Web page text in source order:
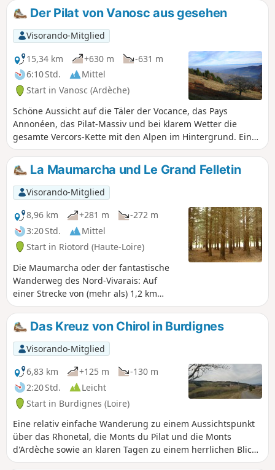
Der Pilat von Vanosc aus gesehen
Visorando-Mitglied
15,34 km
+630 m
-631 m
6:10 Std.
Mittel
Start in Vanosc (Ardèche)
Schöne Aussicht auf die Täler der Vocance, das Pays
Annonéen, das Pilat-Massiv und bei klarem Wetter die
gesamte Vercors-Kette mit den Alpen im Hintergrund. Eine
große Portion frische Luft im Wald von Taillard.
La Maumarcha und Le Grand Felletin
Visorando-Mitglied
8,96 km
+281 m
-272 m
3:20 Std.
Mittel
Start in Riotord (Haute-Loire)
Die Maumarcha oder der fantastische
Wanderweg des Nord-Vivarais: Auf
einer Strecke von (mehr als) 1,2 km
begegnen Sie hinter einem Baum oder
einem Felsen seltsamen Gestalten...
Lassen Sie Ihrer Fantasie freien Lauf
und lassen Sie sich von den Launen der
Natur überraschen... Anschließend
kehren Sie über den Grand Felletin
zurück, von wo aus man den Alten
zufolge im Morgengrauen die drei
Sonnen sehen kann, wenn sich diese
auf dem Mont Blanc spiegeln.
Das Kreuz von Chirol in Burdignes
Visorando-Mitglied
6,83 km
+125 m
-130 m
2:20 Std.
Leicht
Start in Burdignes (Loire)
Eine relativ einfache Wanderung zu einem Aussichtspunkt
über das Rhonetal, die Monts du Pilat und die Monts
d'Ardèche sowie an klaren Tagen zu einem herrlichen Blick
auf die Alpenkette.